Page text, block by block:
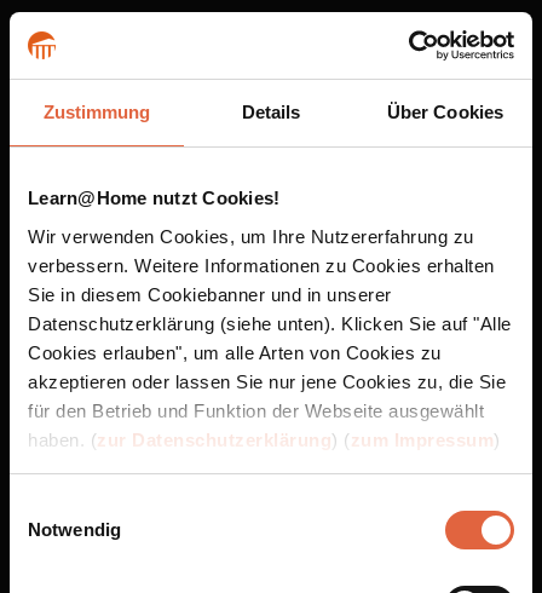
Zustimmung Details Über Cookies
Learn@Home nutzt Cookies!
Wir verwenden Cookies, um Ihre Nutzererfahrung zu
verbessern. Weitere Informationen zu Cookies erhalten
Sie in diesem Cookiebanner und in unserer
Datenschutzerklärung (siehe unten). Klicken Sie auf "Alle
Cookies erlauben", um alle Arten von Cookies zu
akzeptieren oder lassen Sie nur jene Cookies zu, die Sie
für den Betrieb und Funktion der Webseite ausgewählt
haben. (zur Datenschutzerklärung) (zum Impressum)
Notwendig
Unsere Fernstudien sind
auf dem Smartphone und
App Store ist eine Marke von Apple Inc., eingetragen in den USA und anderen Ländern